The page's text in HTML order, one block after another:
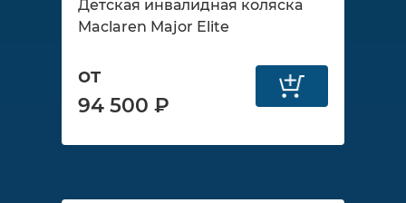
Детская инвалидная коляска
Maclaren Major Elite
от
94 500 ₽